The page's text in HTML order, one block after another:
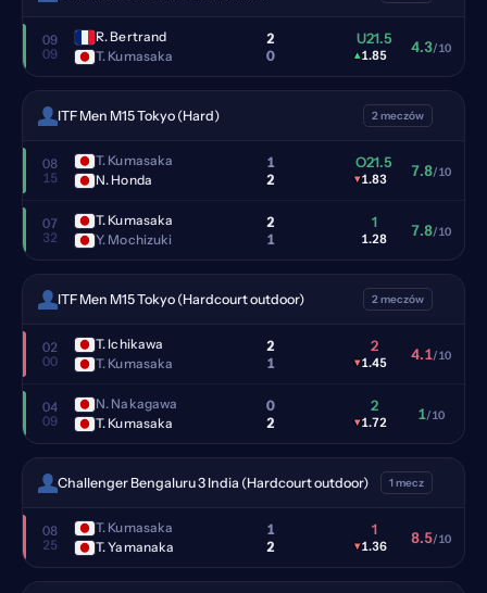
09
09
R. Bertrand
T. Kumasaka
2
0
U21.5
▴1.85 4.3/10
ITF Men M15 Tokyo (Hard) 2 meczów
08
15
T. Kumasaka
N. Honda
1
2
O21.5
▾1.83 7.8/10
07
32
T. Kumasaka
Y. Mochizuki
2
1
1
1.28 7.8/10
ITF Men M15 Tokyo (Hardcourt outdoor) 2 meczów
02
00
T. Ichikawa
T. Kumasaka
2
1
2
▾1.45 4.1/10
04
09
N. Nakagawa
T. Kumasaka
0
2
2
▾1.72 1/10
Challenger Bengaluru 3 India (Hardcourt outdoor) 1 mecz
08
25
T. Kumasaka
T. Yamanaka
1
2
1
▾1.36 8.5/10